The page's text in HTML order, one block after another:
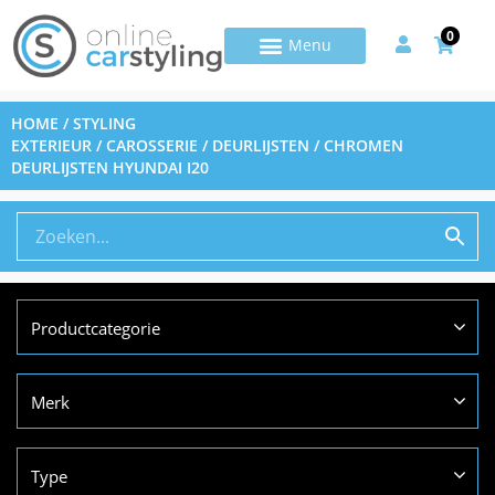
0
HOME /STYLING
EXTERIEUR /CAROSSERIE / DEURLIJSTEN / CHROMEN
DEURLIJSTEN HYUNDAI I20
Productcategorie
Merk
Type